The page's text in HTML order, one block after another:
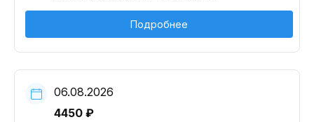
Подробнее
06.08.2026
4450 ₽